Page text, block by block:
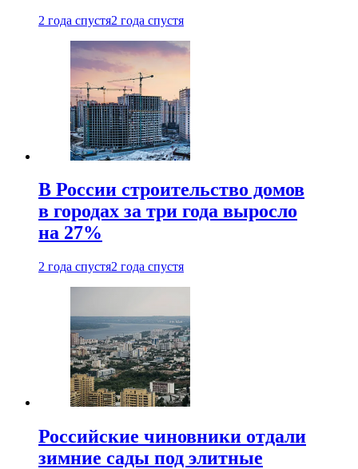
2 года спустя2 года спустя
В России строительство домов
в городах за три года выросло
на 27%
2 года спустя2 года спустя
Российские чиновники отдали
зимние сады под элитные